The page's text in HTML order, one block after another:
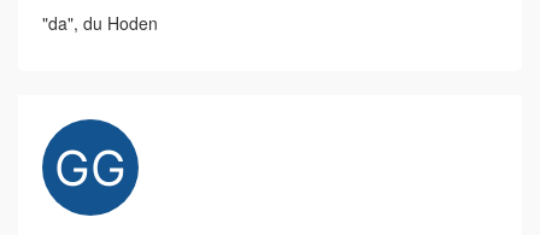
"da", du Hoden